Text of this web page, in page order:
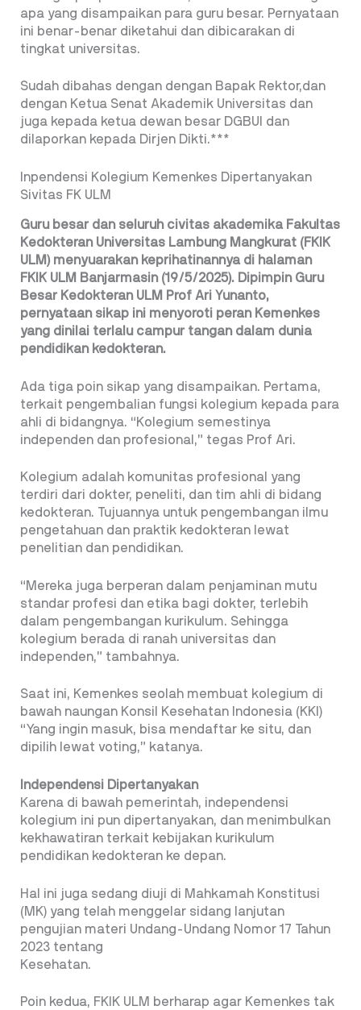
apa yang disampaikan para guru besar. Pernyataan
ini benar-benar diketahui dan dibicarakan di
tingkat universitas.
Sudah dibahas dengan dengan Bapak Rektor,dan
dengan Ketua Senat Akademik Universitas dan
juga kepada ketua dewan besar DGBUI dan
dilaporkan kepada Dirjen Dikti.***
Inpendensi Kolegium Kemenkes Dipertanyakan
Sivitas FK ULM
Guru besar dan seluruh civitas akademika Fakultas
Kedokteran Universitas Lambung Mangkurat (FKIK
ULM) menyuarakan keprihatinannya di halaman
FKIK ULM Banjarmasin (19/5/2025). Dipimpin Guru
Besar Kedokteran ULM Prof Ari Yunanto,
pernyataan sikap ini menyoroti peran Kemenkes
yang dinilai terlalu campur tangan dalam dunia
pendidikan kedokteran.
Ada tiga poin sikap yang disampaikan. Pertama,
terkait pengembalian fungsi kolegium kepada para
ahli di bidangnya. “Kolegium semestinya
independen dan profesional,” tegas Prof Ari.
Kolegium adalah komunitas profesional yang
terdiri dari dokter, peneliti, dan tim ahli di bidang
kedokteran. Tujuannya untuk pengembangan ilmu
pengetahuan dan praktik kedokteran lewat
penelitian dan pendidikan.
“Mereka juga berperan dalam penjaminan mutu
standar profesi dan etika bagi dokter, terlebih
dalam pengembangan kurikulum. Sehingga
kolegium berada di ranah universitas dan
independen,” tambahnya.
Saat ini, Kemenkes seolah membuat kolegium di
bawah naungan Konsil Kesehatan Indonesia (KKI)
“Yang ingin masuk, bisa mendaftar ke situ, dan
dipilih lewat voting,” katanya.
Independensi Dipertanyakan
Karena di bawah pemerintah, independensi
kolegium ini pun dipertanyakan, dan menimbulkan
kekhawatiran terkait kebijakan kurikulum
pendidikan kedokteran ke depan.
Hal ini juga sedang diuji di Mahkamah Konstitusi
(MK) yang telah menggelar sidang lanjutan
pengujian materi Undang-Undang Nomor 17 Tahun
2023 tentang
Kesehatan.
Poin kedua, FKIK ULM berharap agar Kemenkes tak